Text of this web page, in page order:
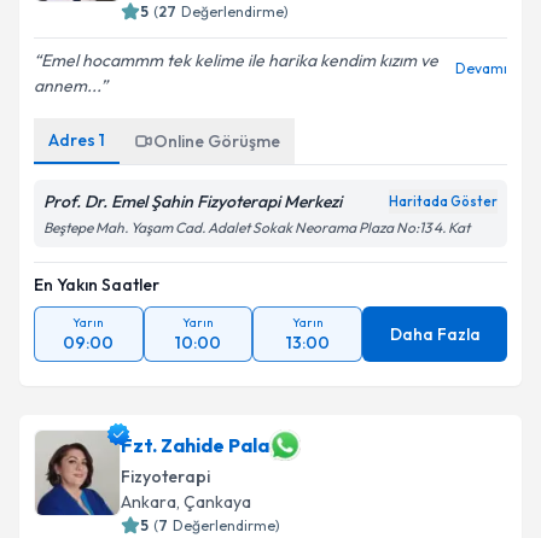
5 (27 Değerlendirme)
Emel hocammm tek kelime ile harika kendim kızım ve
annem...
Devamı
Adres 1 Online Görüşme
Prof. Dr. Emel Şahin Fizyoterapi Merkezi Haritada Göster
Beştepe Mah. Yaşam Cad. Adalet Sokak Neorama Plaza No:13 4. Kat
En Yakın Saatler
Yarın
09:00
Yarın
10:00
Yarın
13:00 Daha Fazla
Fzt. Zahide Pala
Fizyoterapi
Ankara, Çankaya
5 (7 Değerlendirme)